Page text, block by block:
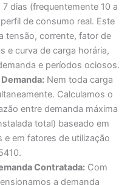
dias (frequentemente 10 a
de consumo real. Este
tensão, corrente, fator de
e curva de carga horária,
e períodos ociosos.
Nem toda carga
Calculamos o
entre demanda máxima
total) baseado em
e em fatores de utilização
Contratada: Com
a demanda